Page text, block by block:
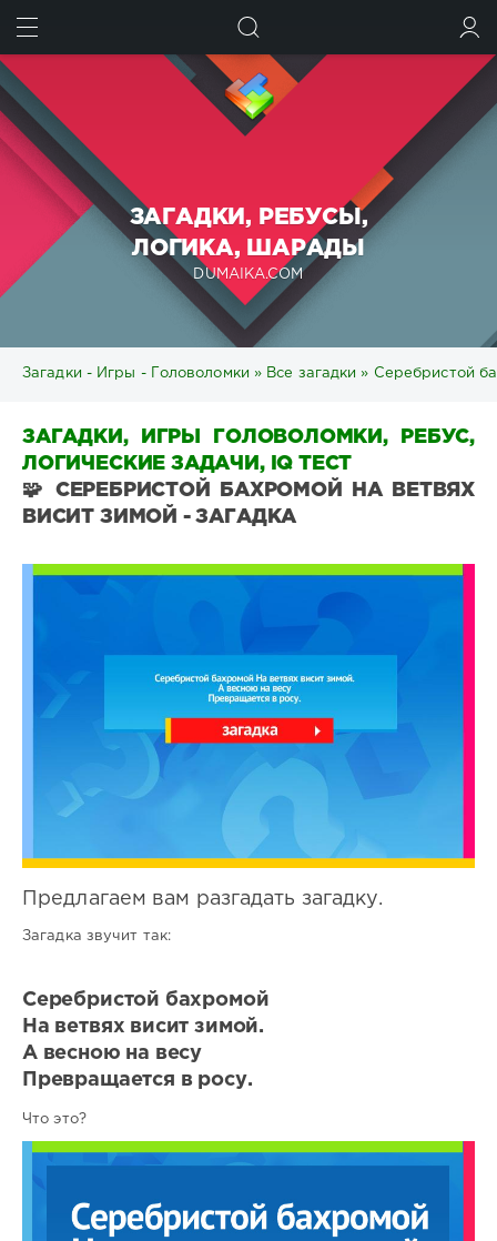
ЗАГАДКИ, РЕБУСЫ,
ЛОГИКА, ШАРАДЫ
DUMAIKA.COM
Загадки - Игры - Головоломки » Все загадки » Серебристой
ЗАГАДКИ, ИГРЫ ГОЛОВОЛОМКИ, РЕБУС,
ЛОГИЧЕСКИЕ ЗАДАЧИ, IQ ТЕСТ
🧩 СЕРЕБРИСТОЙ БАХРОМОЙ НА ВЕТВЯХ
ВИСИТ ЗИМОЙ - ЗАГАДКА
Предлагаем вам разгадать загадку.
Загадка звучит так:
Серебристой бахромой
На ветвях висит зимой.
А весною на весу
Превращается в росу.
Что это?